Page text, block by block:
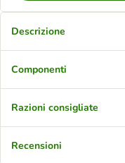
Descrizione
Componenti
Razioni consigliate
Recensioni